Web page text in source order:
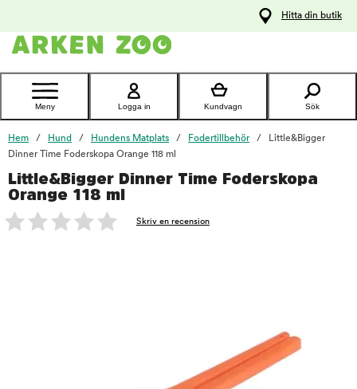
Kontakta
Hitta din butik
Meny Logga in Kundvagn Sök
Hem Hund Hundens Matplats Fodertillbehör
Little&Bigger
Dinner Time Foderskopa Orange 118 ml
Little&Bigger Dinner Time Foderskopa
Orange 118 ml
Skriv en recension
foo